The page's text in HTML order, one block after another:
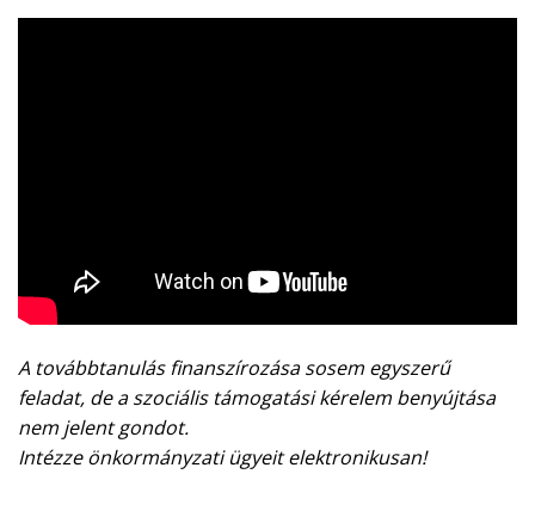
A továbbtanulás finanszírozása sosem egyszerű
feladat, de a szociális támogatási kérelem benyújtása
nem jelent gondot.
Intézze önkormányzati ügyeit elektronikusan!